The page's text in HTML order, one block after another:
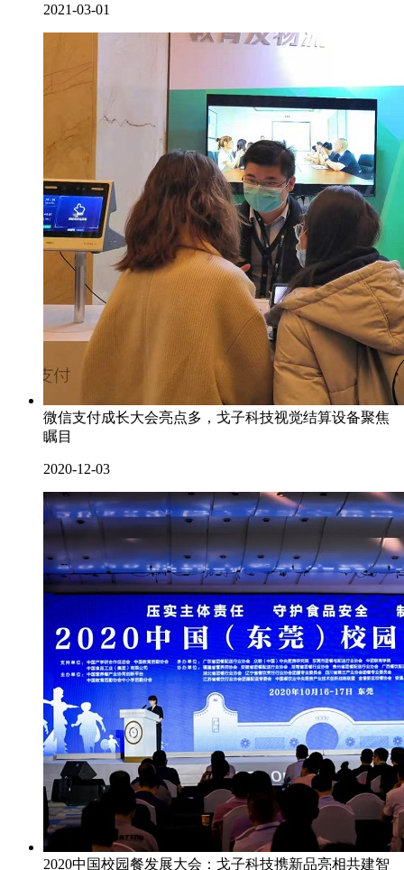
2021-03-01
微信支付成长大会亮点多，戈子科技视觉结算设备聚焦
瞩目
2020-12-03
2020中国校园餐发展大会：戈子科技携新品亮相共建智